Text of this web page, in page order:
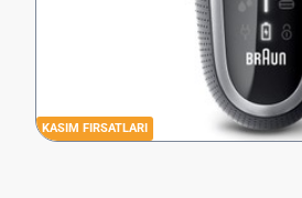
KASIM FIRSATLARI